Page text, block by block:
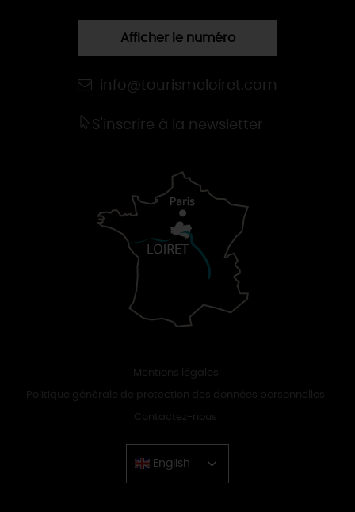
Afficher le numéro
info@tourismeloiret.com
S'inscrire à la newsletter
Mentions légales
Politique générale de protection des données personnelles
Contactez-nous
English
Chinese